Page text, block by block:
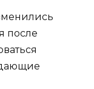
после